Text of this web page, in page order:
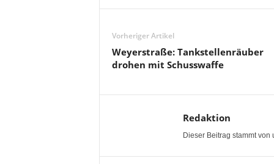
Vorheriger Artikel
Weyerstraße: Tankstellenräuber
drohen mit Schusswaffe
Redaktion
Dieser Beitrag stammt von